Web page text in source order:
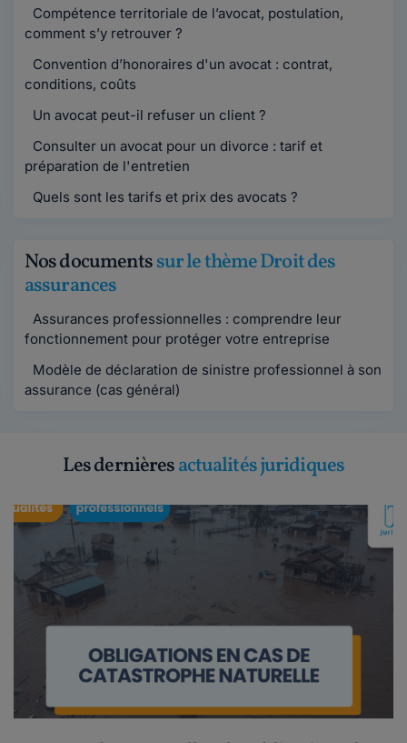
Compétence territoriale de l’avocat, postulation,
comment s’y retrouver ?
Convention d’honoraires d'un avocat : contrat,
conditions, coûts
Un avocat peut-il refuser un client ?
Consulter un avocat pour un divorce : tarif et
préparation de l'entretien
Quels sont les tarifs et prix des avocats ?
Nos documentssur le thème Droit des
assurances
Assurances professionnelles : comprendre leur
fonctionnement pour protéger votre entreprise
Modèle de déclaration de sinistre professionnel à son
assurance (cas général)
Les dernièresactualités juridiques